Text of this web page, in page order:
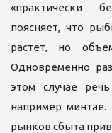
«практически
поясняет, что
растет, но
Одновременно
этом случае
например
рынков сбыта